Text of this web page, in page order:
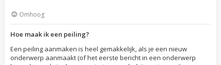
Omhoog
Hoe maak ik een peiling?
Een peiling aanmaken is heel gemakkelijk, als je een nieuw
onderwerp aanmaakt (of het eerste bericht in een onderwerp